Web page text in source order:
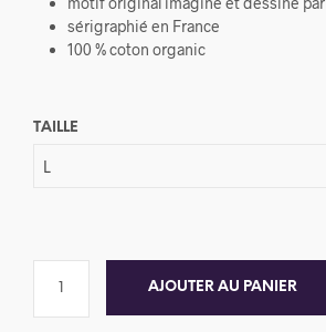
initial
était :
actuel
sérigraphié en France
100 % coton organic
TAILLE
AJOUTER AU PANIER